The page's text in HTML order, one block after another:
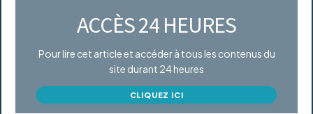
ACCÈS 24 HEURES
Pour lire cet article et accéder à tous les contenus du
site durant 24 heures
CLIQUEZ ICI